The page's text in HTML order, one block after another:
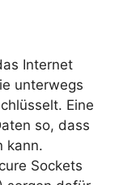
Internet
unterwegs
Eine
so, dass
kann.
Sockets